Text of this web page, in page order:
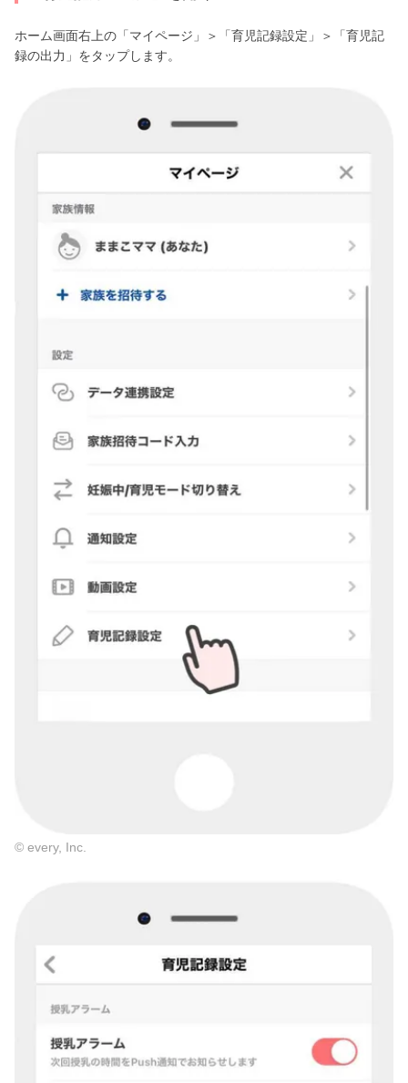
ホーム画面右上の「マイページ」＞「育児記録設定」＞「育児記
録の出力」をタップします。
© every, Inc.